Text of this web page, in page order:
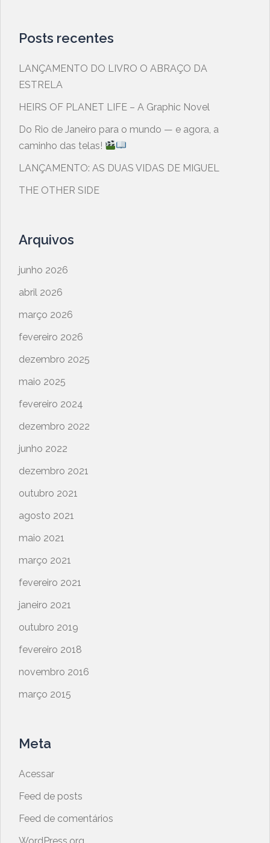
Posts recentes
LANÇAMENTO DO LIVRO O ABRAÇO DA
ESTRELA
HEIRS OF PLANET LIFE – A Graphic Novel
​Do Rio de Janeiro para o mundo — e agora, a
caminho das telas!
LANÇAMENTO: AS DUAS VIDAS DE MIGUEL
THE OTHER SIDE
Arquivos
junho 2026
abril 2026
março 2026
fevereiro 2026
dezembro 2025
maio 2025
fevereiro 2024
dezembro 2022
junho 2022
dezembro 2021
outubro 2021
agosto 2021
maio 2021
março 2021
fevereiro 2021
janeiro 2021
outubro 2019
fevereiro 2018
novembro 2016
março 2015
Meta
Acessar
Feed de posts
Feed de comentários
WordPress.org